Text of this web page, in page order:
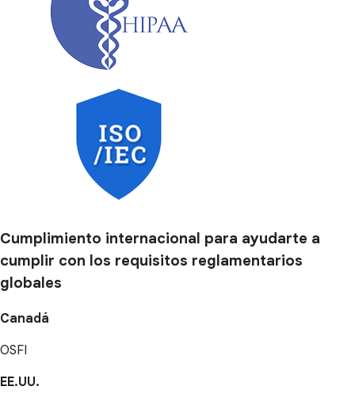
Cumplimiento internacional para ayudarte a
cumplir con los requisitos reglamentarios
globales
Canadá
OSFI
EE.UU.